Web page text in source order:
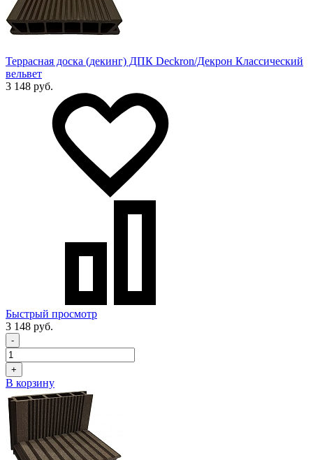
Террасная доска (декинг) ДПК Deckron/Декрон Классический
вельвет
3 148 руб.
Быстрый просмотр
3 148 руб.
-
+
В корзину